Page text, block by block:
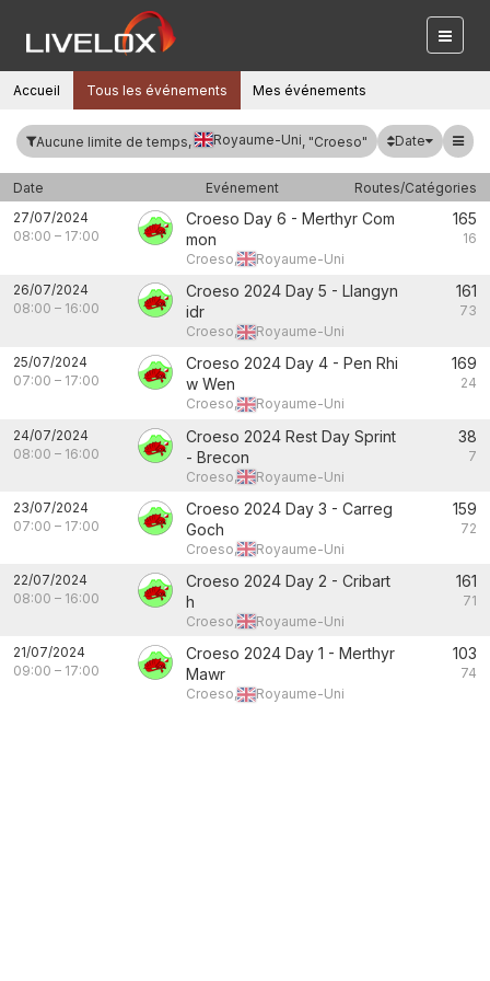
Accueil Tous les événements Mes événements
Aucune limite de temps, Royaume-Uni, "Croeso" Date
Date Evénement
Routes/Catégories
27/07/2024
08:00 – 17:00
Croeso Day 6 - Merthyr Com
mon
Croeso, Royaume-Uni
165
16
26/07/2024
08:00 – 16:00
Croeso 2024 Day 5 - Llangyn
idr
Croeso, Royaume-Uni
161
73
25/07/2024
07:00 – 17:00
Croeso 2024 Day 4 - Pen Rhi
w Wen
Croeso, Royaume-Uni
169
24
24/07/2024
08:00 – 16:00
Croeso 2024 Rest Day Sprint
- Brecon
Croeso, Royaume-Uni
38
7
23/07/2024
07:00 – 17:00
Croeso 2024 Day 3 - Carreg
Goch
Croeso, Royaume-Uni
159
72
22/07/2024
08:00 – 16:00
Croeso 2024 Day 2 - Cribart
h
Croeso, Royaume-Uni
161
71
21/07/2024
09:00 – 17:00
Croeso 2024 Day 1 - Merthyr
Mawr
Croeso, Royaume-Uni
103
74